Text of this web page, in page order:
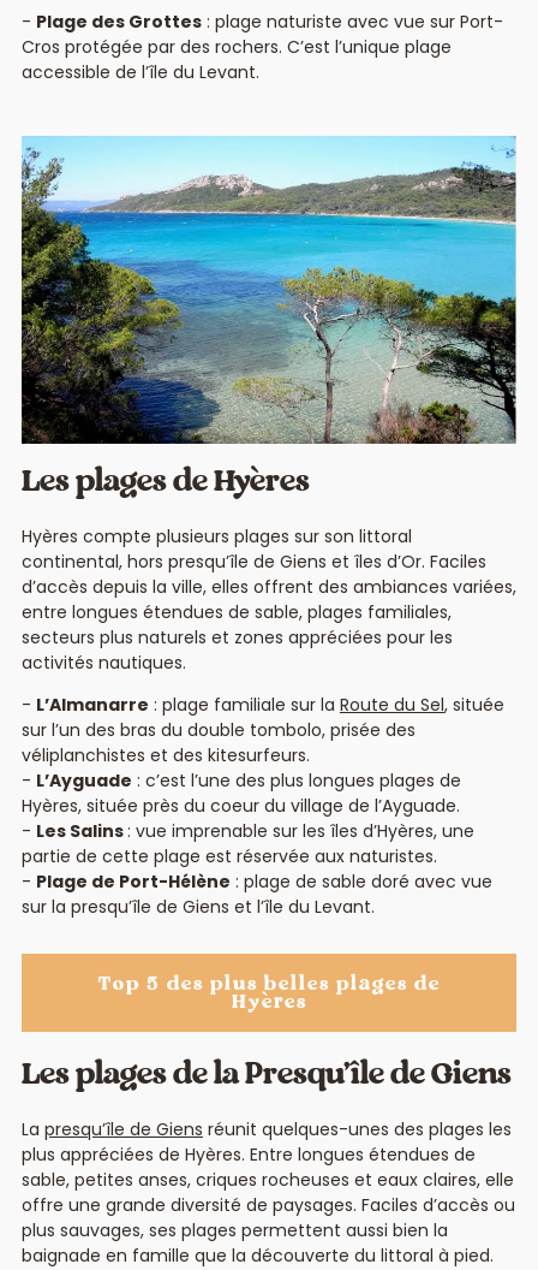
Plage des Grottes: plage naturiste avec vue sur Port-
Cros protégée par des rochers. C’est l’unique plage
accessible de l’île du Levant.
Les plages de Hyères
Hyères compte plusieurs plages sur son littoral
continental, hors presqu’île de Giens et îles d’Or. Faciles
d’accès depuis la ville, elles offrent des ambiances variées,
entre longues étendues de sable, plages familiales,
secteurs plus naturels et zones appréciées pour les
activités nautiques.
L’Almanarre : plage familiale sur la Route du Sel, située
sur l’un des bras du double tombolo, prisée des
véliplanchistes et des kitesurfeurs.
L’Ayguade : c’est l’une des plus longues plages de
Hyères, située près du coeur du village de l’Ayguade.
Les Salins: vue imprenable sur les îles d’Hyères, une
partie de cette plage est réservée aux naturistes.
Plage de Port-Hélène : plage de sable doré avec vue
sur la presqu’île de Giens et l’île du Levant.
Top 5 des plus belles plages de
Hyères
Les plages de la Presqu’île de Giens
La presqu’île de Giens réunit quelques-unes des plages les
plus appréciées de Hyères. Entre longues étendues de
sable, petites anses, criques rocheuses et eaux claires, elle
offre une grande diversité de paysages. Faciles d’accès ou
plus sauvages, ses plages permettent aussi bien la
baignade en famille que la découverte du littoral à pied.